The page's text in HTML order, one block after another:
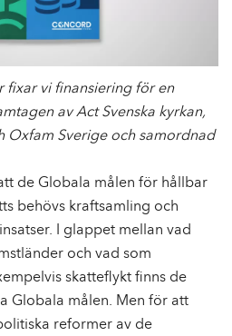
fixar vi finansiering för en
av Act Svenska kyrkan,
Oxfam Sverige och samordnad
de Globala målen för hållbar
behövs kraftsamling och
I glappet mellan vad
och vad som
skatteflykt finns de
Globala målen. Men för att
reformer av de